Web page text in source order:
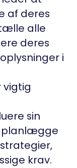
af deres
alle
deres
i
vigtig
sin
planlægge
krav.